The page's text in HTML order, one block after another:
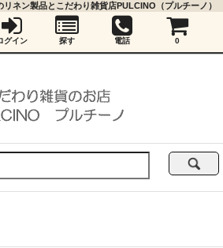
ネン製品とこだわり雑貨店PULCINO（プルチーノ）
グイン 探す 電話 0